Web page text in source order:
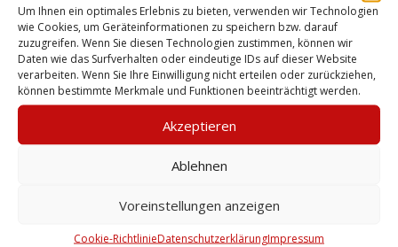
Um Ihnen ein optimales Erlebnis zu bieten, verwenden wir Technologien
wie Cookies, um Geräteinformationen zu speichern bzw. darauf
zuzugreifen. Wenn Sie diesen Technologien zustimmen, können wir
Daten wie das Surfverhalten oder eindeutige IDs auf dieser Website
verarbeiten. Wenn Sie Ihre Einwilligung nicht erteilen oder zurückziehen,
können bestimmte Merkmale und Funktionen beeinträchtigt werden.
Akzeptieren
Ablehnen
Voreinstellungen anzeigen
Cookie-RichtlinieDatenschutzerklärungImpressum
Mein Vater mit seinem Holzroller.
Urheber: